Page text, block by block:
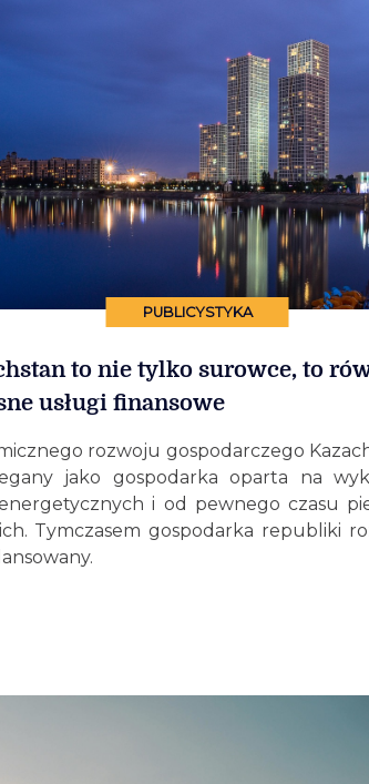
PUBLICYSTYKA
to nie tylko surowce, to
usługi finansowe
rozwoju gospodarczego
jako gospodarka oparta na
i od pewnego czasu
Tymczasem gospodarka republiki